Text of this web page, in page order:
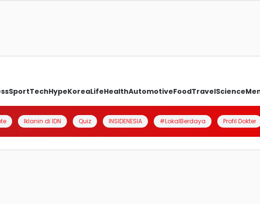
SportTechHypeKoreaLifeHealthAutomotiveFoodTravelScience
Iklanin di IDN Quiz INSIDENESIA #LokalBerdaya Profil Dokter